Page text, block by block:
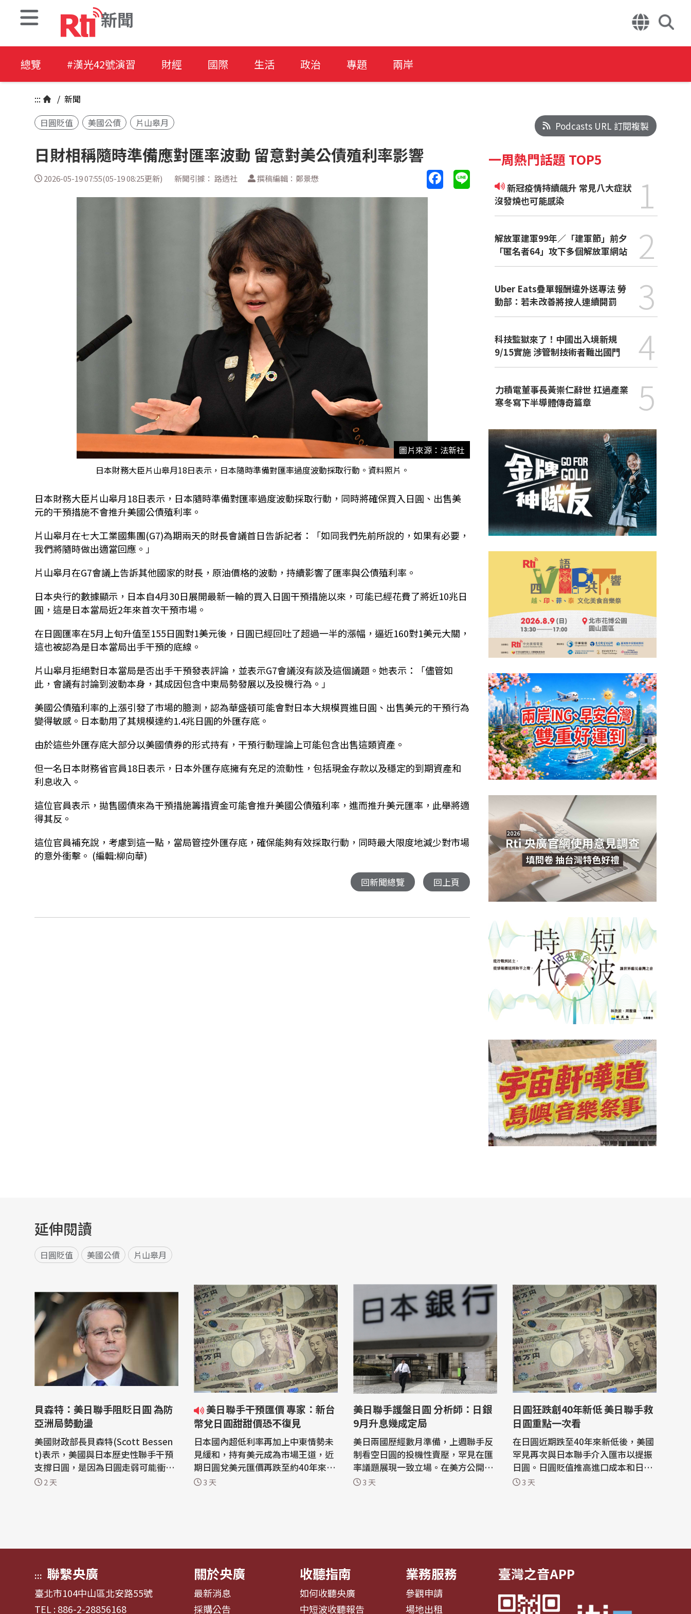
新聞
總覽 #漢光42號演習 財經 國際 生活 政治 專題 兩岸
::: / 新聞
日圓貶值
美國公債 片山皋月
日財相稱隨時準備應對匯率波動 留意對美公債殖利率影響
2026-05-19 07:55(05-19 08:25更新) 新聞引據： 路透社 撰稿編輯：鄭景懋
圖片來源：法新社
日本財務大臣片山皋月18日表示，日本隨時準備對匯率過度波動採取行動。資料照片。
日本財務大臣片山皋月18日表示，日本隨時準備對匯率過度波動採取行動，同時將確保買入日圓、出售美
元的干預措施不會推升美國公債殖利率。
片山皋月在七大工業國集團(G7)為期兩天的財長會議首日告訴記者：「如同我們先前所說的，如果有必要，
我們將隨時做出適當回應。」
片山皋月在G7會議上告訴其他國家的財長，原油價格的波動，持續影響了匯率與公債殖利率。
日本央行的數據顯示，日本自4月30日展開最新一輪的買入日圓干預措施以來，可能已經花費了將近10兆日
圓，這是日本當局近2年來首次干預市場。
在日圓匯率在5月上旬升值至155日圓對1美元後，日圓已經回吐了超過一半的漲幅，逼近160對1美元大關，
這也被認為是日本當局出手干預的底線。
片山皋月拒絕對日本當局是否出手干預發表評論，並表示G7會議沒有談及這個議題。她表示：「儘管如
此，會議有討論到波動本身，其成因包含中東局勢發展以及投機行為。」
美國公債殖利率的上漲引發了市場的臆測，認為華盛頓可能會對日本大規模買進日圓、出售美元的干預行為
變得敏感。日本動用了其規模達約1.4兆日圓的外匯存底。
由於這些外匯存底大部分以美國債券的形式持有，干預行動理論上可能包含出售這類資產。
但一名日本財務省官員18日表示，日本外匯存底擁有充足的流動性，包括現金存款以及穩定的到期資產和
利息收入。
這位官員表示，拋售國債來為干預措施籌措資金可能會推升美國公債殖利率，進而推升美元匯率，此舉將適
得其反。
這位官員補充說，考慮到這一點，當局管控外匯存底，確保能夠有效採取行動，同時最大限度地減少對市場
的意外衝擊。 (編輯:柳向華)
回新聞總覽 回上頁
Podcasts URL 訂閱複製
一周熱門話題 TOP5
新冠疫情持續飆升 常見八大症狀
沒發燒也可能感染
1
解放軍建軍99年／「建軍節」前夕
「匿名者64」攻下多個解放軍網站
2
Uber Eats疊單報酬違外送專法 勞
動部：若未改善將按人連續開罰
3
科技監獄來了！中國出入境新規
9/15實施 涉管制技術者難出國門
4
力積電董事長黃崇仁辭世 扛過產業
寒冬寫下半導體傳奇篇章
5
延伸閱讀
日圓貶值 美國公債 片山皋月
貝森特：美日聯手阻貶日圓 為防
亞洲局勢動盪
美國財政部長貝森特(Scott Bessen
t)表示，美國與日本歷史性聯手干預
支撐日圓，是因為日圓走弱可能衝擊
其他亞洲市場，並將當前局勢比擬為
2 天
幣兌日圓甜甜價恐不復見
日本國內超低利率再加上中東情勢未
見緩和，持有美元成為市場王道，近
期日圓兌美元匯價再跌至約40年來最
低位，日本與美國於上週五(7月31
3 天
美日聯手護盤日圓 分析師：日銀
9月升息幾成定局
美日兩國歷經數月準備，上週聯手反
制看空日圓的投機性賣壓，罕見在匯
率議題展現一致立場。在美方公開力
挺與日銀釋出鷹派訊號下，分析師普
3 天
日圓狂跌創40年新低 美日聯手救
日圓重點一次看
在日圓近期跌至40年來新低後，美國
罕見再次與日本聯手介入匯市以提振
日圓。日圓貶值推高進口成本和日本
家庭支出，也會推高美國利率、打亂
3 天
::: 聯繫央廣
臺北市104中山區北安路55號
TEL : 886-2-28856168
關於央廣
最新消息
採購公告
收聽指南
如何收聽央廣
中短波收聽報告
業務服務
參觀申請
場地出租
臺灣之音APP